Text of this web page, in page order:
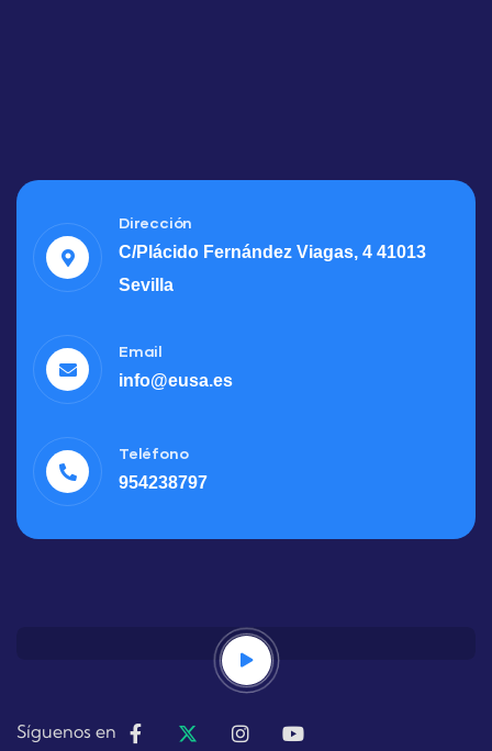
Dirección
C/Plácido Fernández Viagas, 4 41013
Sevilla
Email
info@eusa.es
Teléfono
954238797
Síguenos en